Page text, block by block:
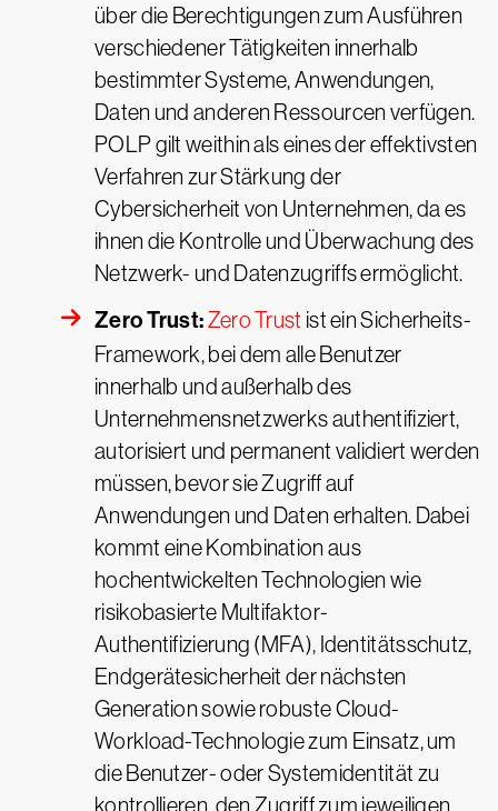
über die Berechtigungen zum Ausführen
verschiedener Tätigkeiten innerhalb
bestimmter Systeme, Anwendungen,
Daten und anderen Ressourcen verfügen.
POLP gilt weithin als eines der effektivsten
Verfahren zur Stärkung der
Cybersicherheit von Unternehmen, da es
ihnen die Kontrolle und Überwachung des
Netzwerk- und Datenzugriffs ermöglicht.
Zero Trust:Zero Trust ist ein Sicherheits-
Framework, bei dem alle Benutzer
innerhalb und außerhalb des
Unternehmensnetzwerks authentifiziert,
autorisiert und permanent validiert werden
müssen, bevor sie Zugriff auf
Anwendungen und Daten erhalten. Dabei
kommt eine Kombination aus
hochentwickelten Technologien wie
risikobasierte Multifaktor-
Authentifizierung (MFA), Identitätsschutz,
Endgerätesicherheit der nächsten
Generation sowie robuste Cloud-
Workload-Technologie zum Einsatz, um
die Benutzer- oder Systemidentität zu
kontrollieren, den Zugriff zum jeweiligen